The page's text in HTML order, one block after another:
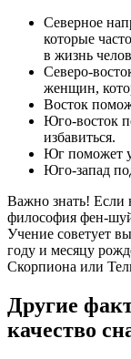
Северное
которые
в жизнь
Северо-
женщин,
Восток
Юго-восток
избавиться.
Юг поможет
Юго-запад
Важно знать! Если
философия фен-шуй
Учение советует
году и месяцу
Скорпиона или
Другие
качество